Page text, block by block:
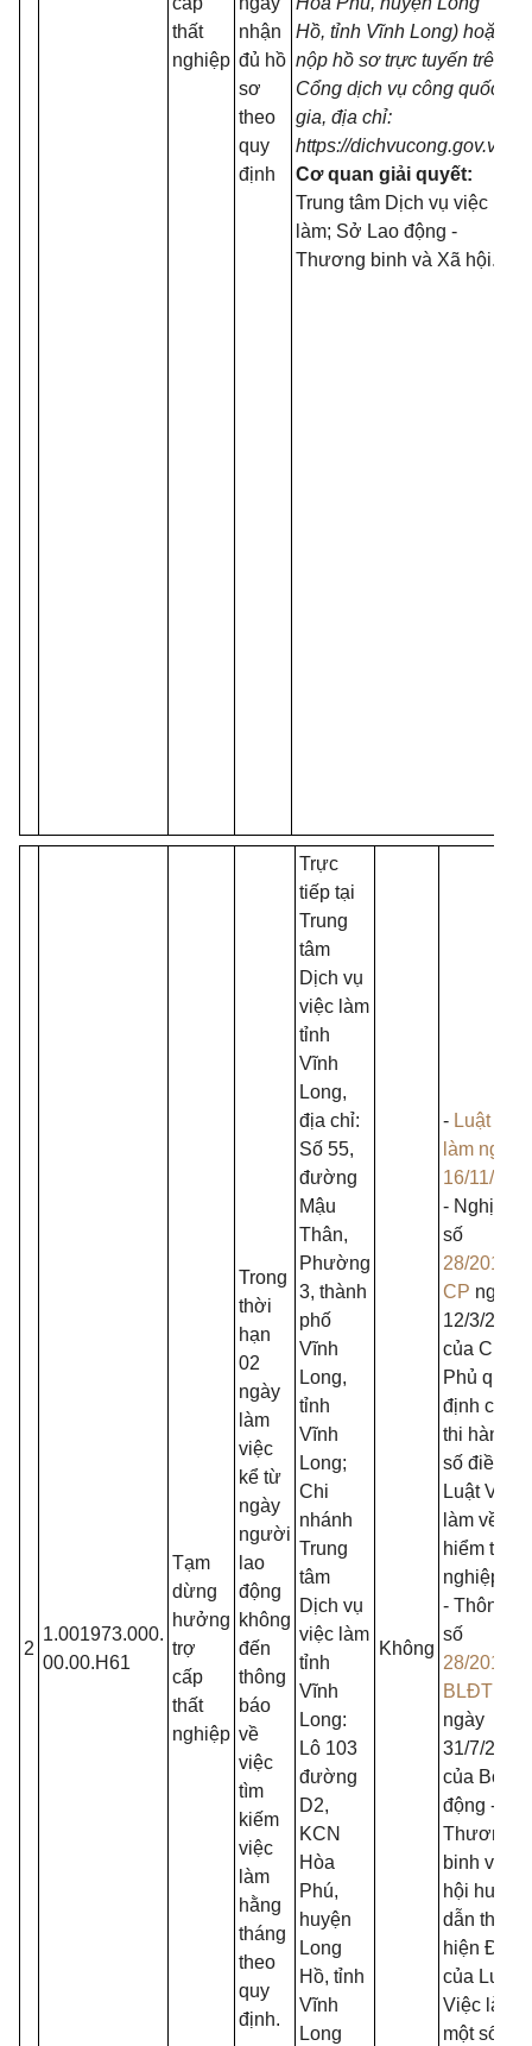
thất
nghiệp
nhận
đủ hồ
sơ
theo
quy
định
Hồ, tỉnh Vĩnh Long) hoặc
nộp hồ sơ trực tuyến trên
Cổng dịch vụ công quốc
gia, địa chỉ:
https://dichvucong.gov.vn
Cơ quan giải quyết:
Trung tâm Dịch vụ việc
làm; Sở Lao động -
Thương binh và Xã hội.
2
1.001973.000.
00.00.H61
Tạm
dừng
hưởng
trợ
cấp
thất
nghiệp
Trong
thời
hạn
02
ngày
làm
việc
kể từ
ngày
người
lao
động
không
đến
thông
báo
về
việc
tìm
kiếm
việc
làm
hằng
tháng
theo
quy
định.
Trực
tiếp tại
Trung
tâm
Dịch vụ
việc làm
tỉnh
Vĩnh
Long,
địa chỉ:
Số 55,
đường
Mậu
Thân,
Phường
3, thành
phố
Vĩnh
Long,
tỉnh
Vĩnh
Long;
Chi
nhánh
Trung
tâm
Dịch vụ
việc làm
tỉnh
Vĩnh
Long:
Lô 103
đường
D2,
KCN
Hòa
Phú,
huyện
Long
Hồ, tỉnh
Vĩnh
Long
Không
- Luật Việc
làm ngày
16/11/
- Nghị
số
28/2015/
CP ngày
12/3/2015
của Chính
Phủ quy
định chi
thi hành
số điều
Luật Việc
làm về
hiểm thất
nghiệp;
- Thông tư
số
28/2015/
BLĐTBXH
ngày
31/7/2015
của Bộ
động -
Thương
binh và Xã
hội hướng
dẫn thực
hiện Điều
của Luật
Việc làm
một số